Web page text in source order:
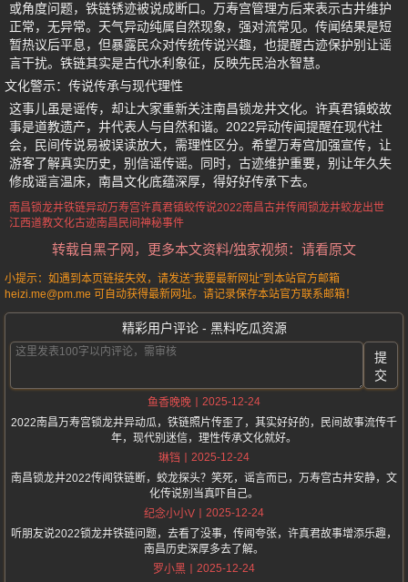
或角度问题，铁链锈迹被说成断口。万寿宫管理方后来表示古井维护
正常，无异常。天气异动纯属自然现象，强对流常见。传闻结果是短
暂热议后平息，但暴露民众对传统传说兴趣，也提醒古迹保护别让谣
言干扰。铁链其实是古代水利象征，反映先民治水智慧。
文化警示：传说传承与现代理性
这事儿虽是谣传，却让大家重新关注南昌锁龙井文化。许真君镇蛟故
事是道教遗产，井代表人与自然和谐。2022异动传闻提醒在现代社
会，民间传说易被误读放大，需理性区分。希望万寿宫加强宣传，让
游客了解真实历史，别信谣传谣。同时，古迹维护重要，别让年久失
修成谣言温床，南昌文化底蕴深厚，得好好传承下去。
南昌锁龙井铁链异动万寿宫许真君镇蛟传说2022南昌古井传闻锁龙井蛟龙出世
江西道教文化古迹南昌民间神秘事件
转载自黑子网，更多本文资料/独家视频：请看原文
小提示：如遇到本页链接失效，请发送“我要最新网址”到本站官方邮箱
heizi.me@pm.me 可自动获得最新网址。请记录保存本站官方联系邮箱！
精彩用户评论 - 黑料吃瓜资源
提
交
鱼香晚晚
2025-12-24
2022南昌万寿宫锁龙井异动瓜，铁链照片传歪了，其实好好的，民间故事流传千
年，现代别迷信，理性传承文化就好。
琳铛
2025-12-24
南昌锁龙井2022传闻铁链断，蛟龙探头？笑死，谣言而已，万寿宫古井安静，文
化传说别当真吓自己。
纪念小小V
2025-12-24
听朋友说2022锁龙井铁链问题，去看了没事，传闻夸张，许真君故事增添乐趣，
南昌历史深厚多去了解。
罗小黑
2025-12-24